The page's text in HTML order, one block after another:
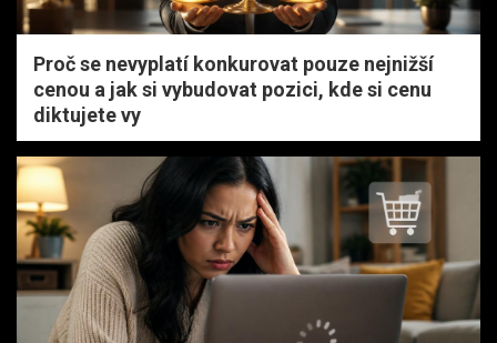
Proč se nevyplatí konkurovat pouze nejnižší
cenou a jak si vybudovat pozici, kde si cenu
diktujete vy